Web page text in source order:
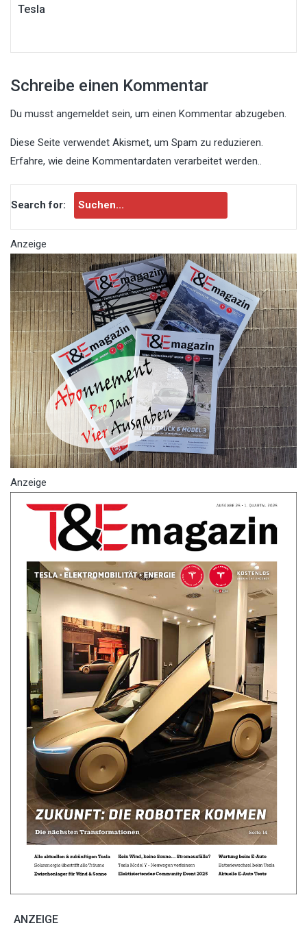
Tesla
Schreibe einen Kommentar
Du musst angemeldet sein, um einen Kommentar abzugeben.
Diese Seite verwendet Akismet, um Spam zu reduzieren.
Erfahre, wie deine Kommentardaten verarbeitet werden..
Search for:
Anzeige
Anzeige
ANZEIGE